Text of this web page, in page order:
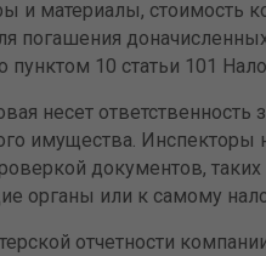
и материалы, стоимость
погашения
пунктом 10 статьи 101
несет ответственность
имущества. Инспекторы
документов,
органы или к самому
отчетности